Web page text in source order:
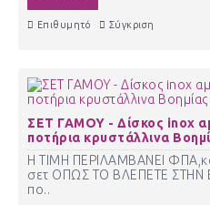
Επιθυμητό Σύγκριση
ΣΕΤ ΓΑΜΟΥ - Δίσκος inox
ποτήρια κρυστάλλινα
Η ΤΙΜΗ ΠΕΡΙΛΑΜΒΑΝΕΙ
σετ ΟΠΩΣ ΤΟ ΒΛΕΠΕΤΕ ΣΤΗΝ
πο..